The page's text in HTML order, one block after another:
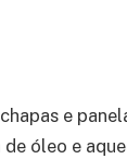
e
de óleo e